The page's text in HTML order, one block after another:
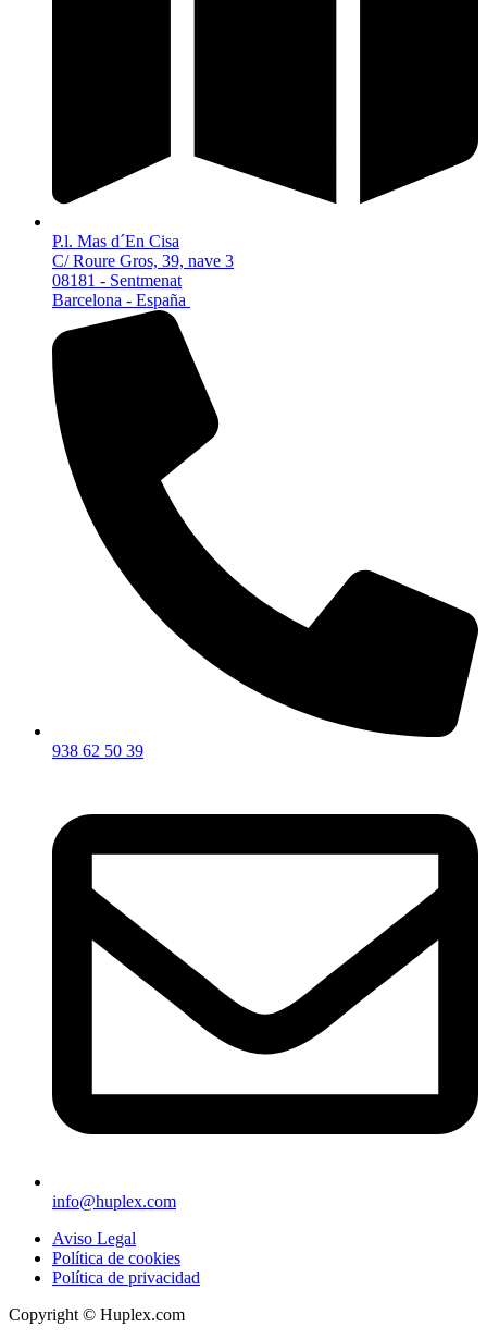
P.l. Mas d´En Cisa
C/ Roure Gros, 39, nave 3
08181 - Sentmenat
Barcelona - España
938 62 50 39
info@huplex.com
Aviso Legal
Política de cookies
Política de privacidad
Copyright © Huplex.com